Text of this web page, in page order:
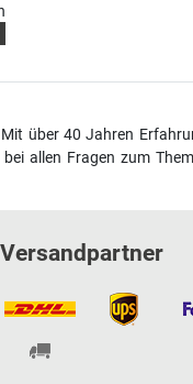
über 40 Jahren
allen Fragen zum
Versandpartner